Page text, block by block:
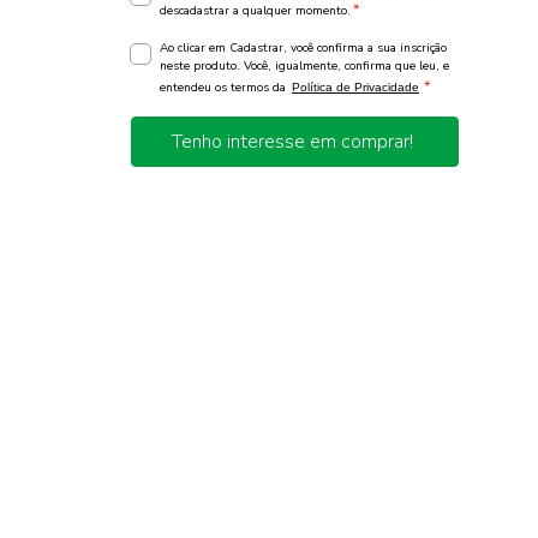
descadastrar a qualquer momento. *
Ao clicar em Cadastrar, você confirma a sua inscrição
neste produto. Você, igualmente, confirma que leu, e
entendeu os termos da Política de Privacidade *
Tenho interesse em comprar!